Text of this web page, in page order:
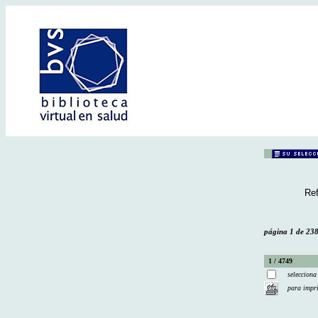
página 1 de 238
1 / 4749
selecciona
para